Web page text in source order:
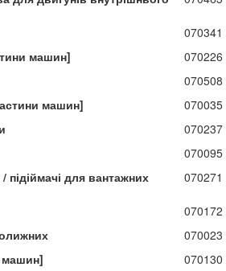
070341
машин]
070226
070508
машин]
070035
070237
070095
/ підіймачі для вантажних
070271
070172
070023
машин]
070130